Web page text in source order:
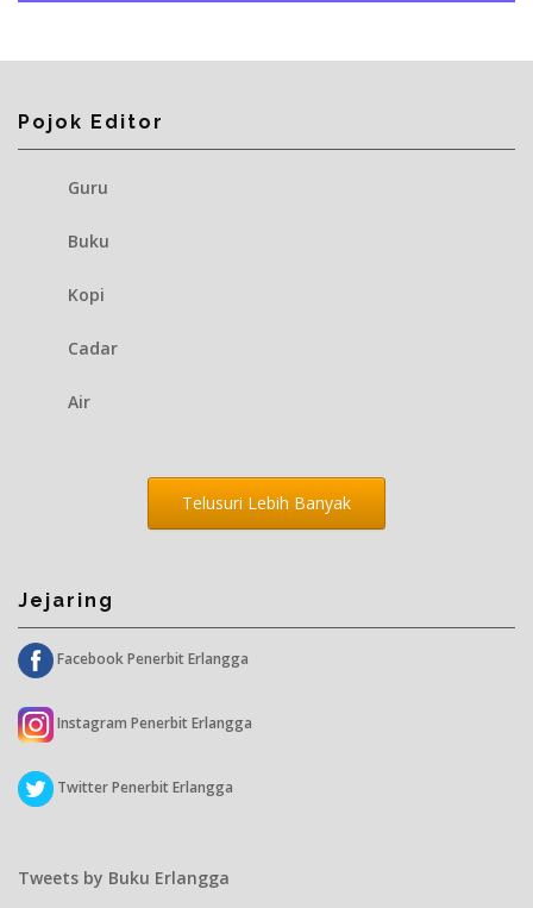
Pojok Editor
Guru
Buku
Kopi
Cadar
Air
Telusuri Lebih Banyak
Jejaring
Facebook Penerbit Erlangga
Instagram Penerbit Erlangga
Twitter Penerbit Erlangga
Tweets by Buku Erlangga